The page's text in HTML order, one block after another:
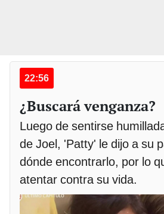
22:56
¿Buscará venganza?
Luego de sentirse
de Joel, 'Patty' le dijo a su
dónde encontrarlo, por lo
atentar contra su vida.